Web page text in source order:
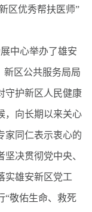
区优秀帮扶医师”
中心举办了雄安
新区公共服务局局
守护新区人民健康
，向长期以来关心
家同仁表示衷心的
决贯彻党中央、
实雄安新区党工
“敬佑生命、救死